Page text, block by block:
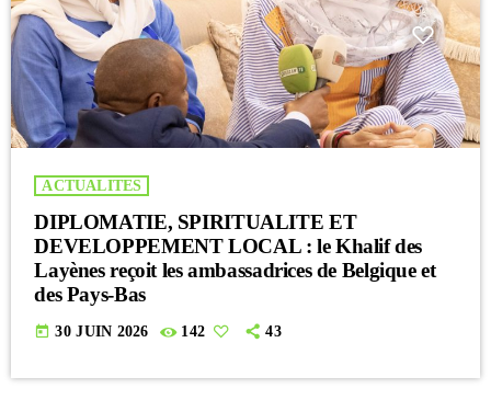
ACTUALITES
DIPLOMATIE, SPIRITUALITE ET
DEVELOPPEMENT LOCAL : le Khalif des
Layènes reçoit les ambassadrices de Belgique et
des Pays-Bas
today 30 JUIN 2026 142 43